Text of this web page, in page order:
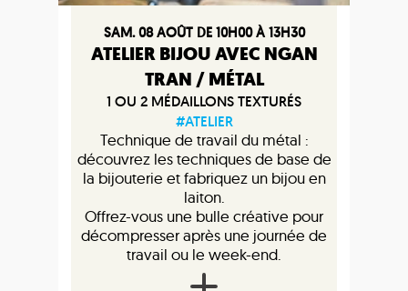
SAM. 08 AOÛT DE 10H00 À 13H30
ATELIER BIJOU AVEC NGAN
TRAN / MÉTAL
1 OU 2 MÉDAILLONS TEXTURÉS
#ATELIER
Technique de travail du métal :
découvrez les techniques de base de
la bijouterie et fabriquez un bijou en
laiton.
Offrez-vous une bulle créative pour
décompresser après une journée de
travail ou le week-end.